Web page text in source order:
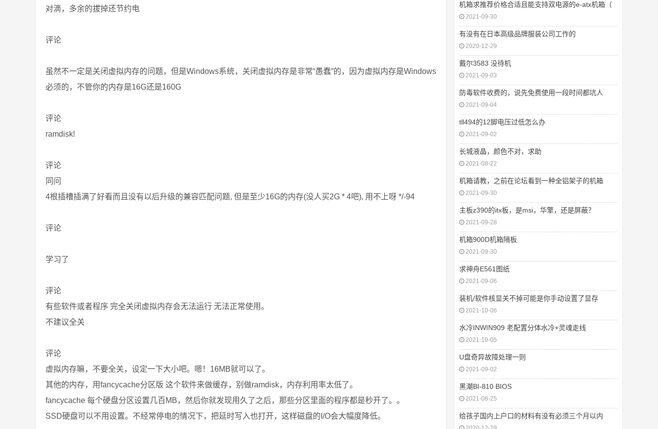
对滴，多余的拔掉还节约电
评论
虽然不一定是关闭虚拟内存的问题，但是Windows系统，关闭虚拟内存是非常“愚蠢”的，因为虚拟内存是Windows
必须的，不管你的内存是16G还是160G
评论
ramdisk!
评论
同问
4根插槽插满了好看而且没有以后升级的兼容匹配问题, 但是至少16G的内存(没人买2G * 4吧), 用不上呀 */-94
评论
学习了
评论
有些软件或者程序 完全关闭虚拟内存会无法运行 无法正常使用。
不建议全关
评论
虚拟内存嘛，不要全关，设定一下大小吧。嗯！16MB就可以了。
其他的内存，用fancycache分区版 这个软件来做缓存，别做ramdisk，内存利用率太低了。
fancycache 每个硬盘分区设置几百MB，然后你就发现用久了之后，那些分区里面的程序都是秒开了。。
SSD硬盘可以不用设置。不经常停电的情况下，把延时写入也打开，这样磁盘的I/O会大幅度降低。
机箱求推荐价格合适且能支持双电源的e-atx机箱（
2021-09-30
有没有在日本高级品牌服装公司工作的
2020-12-29
戴尔3583 没待机
2021-09-03
防毒软件收费的，说先免费使用一段时间都坑人
2021-09-04
tll494的12脚电压过低怎么办
2021-09-02
长城液晶，颜色不对，求助
2021-08-22
机箱请教，之前在论坛看到一种全铝架子的机箱
2021-09-30
主板z390的itx板，是msi，华擎，还是屏蔽？
2021-09-28
机箱900D机箱隔板
2021-09-30
求神舟E561图纸
2021-09-06
装机/软件核显关不掉可能是你手动设置了显存
2021-10-06
水冷INWIN909 老配置分体水冷+灵魂走线
2021-10-05
U盘奇异故障处理一则
2021-09-02
黑潮BI-810 BIOS
2021-08-25
给孩子国内上户口的材料有没有必须三个月以内